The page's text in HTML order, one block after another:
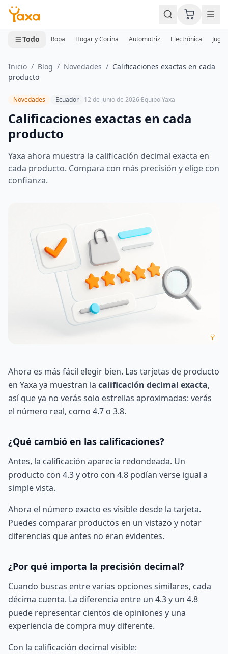
MINI CARRITO
0 productos
Todo Ropa Hogar y Cocina Automotriz Electrónica
Inicio / Blog / Novedades / Calificaciones exactas en cada
producto
Novedades Ecuador 12 de junio de 2026·Equipo Yaxa
Calificaciones exactas en cada
producto
Yaxa ahora muestra la calificación decimal exacta en
cada producto. Compara con más precisión y elige con
confianza.
Ahora es más fácil elegir bien. Las tarjetas de producto
en Yaxa ya muestran la calificación decimal exacta,
así que ya no verás solo estrellas aproximadas: verás
el número real, como 4.7 o 3.8.
¿Qué cambió en las calificaciones?
Antes, la calificación aparecía redondeada. Un
producto con 4.3 y otro con 4.8 podían verse igual a
simple vista.
Ahora el número exacto es visible desde la tarjeta.
Puedes comparar productos en un vistazo y notar
diferencias que antes no eran evidentes.
¿Por qué importa la precisión decimal?
Cuando buscas entre varias opciones similares, cada
décima cuenta. La diferencia entre un 4.3 y un 4.8
puede representar cientos de opiniones y una
experiencia de compra muy diferente.
Con la calificación decimal visible: